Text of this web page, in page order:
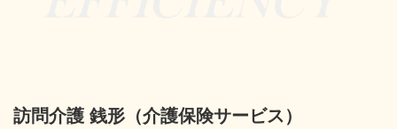
訪問介護 銭形（介護保険サービス）